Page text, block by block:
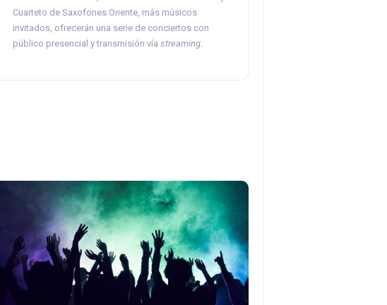
Cuarteto de Saxofones Oriente, más músicos
invitados, ofrecerán una serie de conciertos con
público presencial y transmisión vía streaming.